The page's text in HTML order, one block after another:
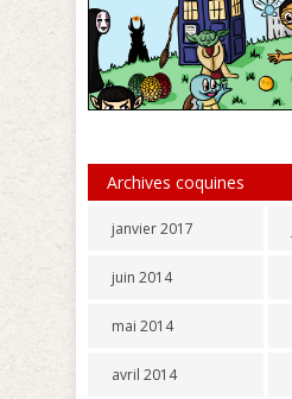
Archives coquines
janvier 2017
juin 2014
mai 2014
avril 2014